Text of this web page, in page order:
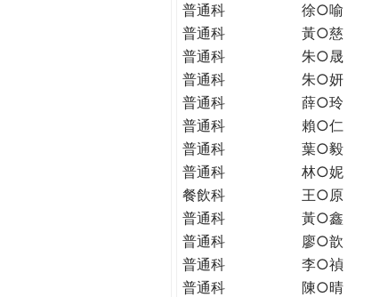
普通科
徐○喻
普通科
黃○慈
普通科
朱○晟
普通科
朱○妍
普通科
薛○玲
普通科
賴○仁
普通科
葉○毅
普通科
林○妮
餐飲科
王○原
普通科
黃○鑫
普通科
廖○歆
普通科
李○禎
普通科
陳○晴